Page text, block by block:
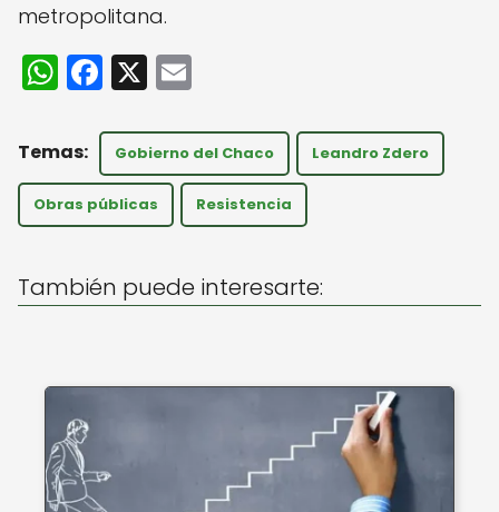
metropolitana.
W
h
a
ts
A
p
F
a
c
e
b
o
k
X
ai
l
Gobierno del Chaco Leandro Zdero
Obras públicas Resistencia
También puede interesarte: